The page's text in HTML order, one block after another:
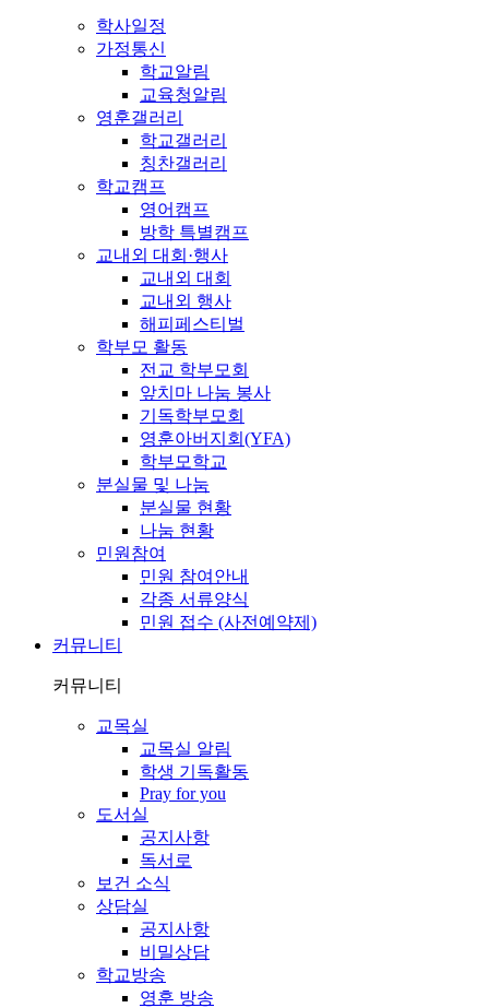
학사일정
가정통신
학교알림
교육청알림
영훈갤러리
학교갤러리
칭찬갤러리
학교캠프
영어캠프
방학 특별캠프
교내외 대회·행사
교내외 대회
교내외 행사
해피페스티벌
학부모 활동
전교 학부모회
앞치마 나눔 봉사
기독학부모회
영훈아버지회(YFA)
학부모학교
분실물 및 나눔
분실물 현황
나눔 현황
민원참여
민원 참여안내
각종 서류양식
민원 접수 (사전예약제)
커뮤니티
커뮤니티
교목실
교목실 알림
학생 기독활동
Pray for you
도서실
공지사항
독서로
보건 소식
상담실
공지사항
비밀상담
학교방송
영훈 방송